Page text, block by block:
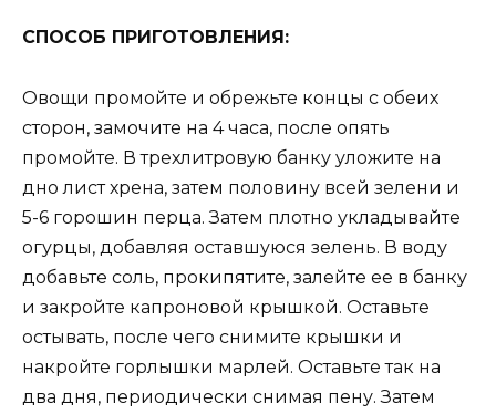
СПОСОБ ПРИГОТОВЛEНИЯ:
Овощи промойте и обрежьте концы с обеих
сторон, замочите на 4 часа, после опять
промойте. В трехлитровую банку уложите на
дно лист хрена, затем половину всей зелени и
5-6 горошин перца. Затем плотно укладывайте
огурцы, добавляя оставшуюся зелень. В воду
добавьте соль, прокипятите, залейте ее в банку
и закройте капроновой крышкой. Оставьте
остывать, после чего снимите крышки и
накройте горлышки марлей. Оставьте так на
два дня, периодически снимая пену. Затем